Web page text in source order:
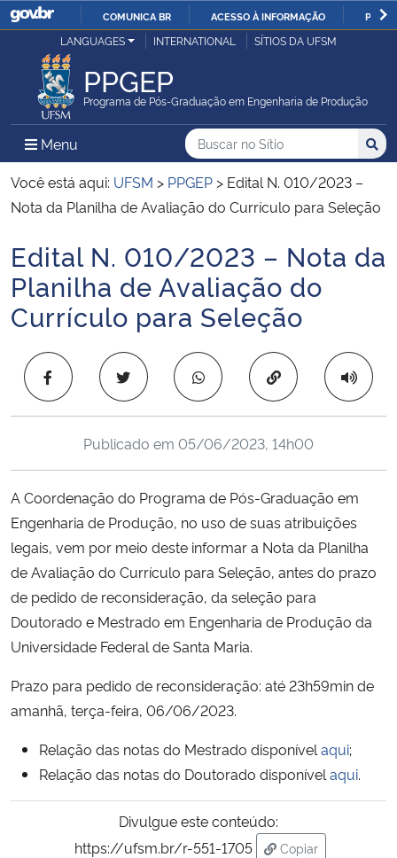
IR
COMUNICA BR ACESSO À INFORMAÇÃO
Ministério da Justiça e Segurança Pública
Ministério da Defesa
Ministério das Relações Exteriores
Ministério da Infraestrutura
Ministério da Agricultura, Pecuária e Abastecimento
Ministério da Educação
Ministério de Minas e Energia
Ministério da Ciência, Tecnologia, Inovações e Comunicações
Ministério do Meio Ambiente
Ministério do Turismo
Ministério do Desenvolvimento Regional
Ministério da Mulher, da Família e dos Direitos Humanos
LANGUAGES INTERNATIONAL SÍTIOS DA UFSM
PPGEP
Programa de Pós-Graduação em Engenharia de Produção
Menu Menu Principal do Sítio
Busca
Buscar no no Sítio
Busca:
Você está aqui: UFSM > PPGEP > Edital N. 010/2023 –
Nota da Planilha de Avaliação do Currículo para Seleção
Início do conteúdo
Edital N. 010/2023 – Nota da
Planilha de Avaliação do
Currículo para Seleção
Copiar para área
Publicado em 05/06/2023, 14h00
A Coordenação do Programa de Pós-Graduação em
Engenharia de Produção, no uso de suas atribuições
legais, vem por meio deste informar a Nota da Planilha
de Avaliação do Currículo para Seleção, antes do prazo
de pedido de reconsideração, da seleção para
Doutorado e Mestrado em Engenharia de Produção da
Universidade Federal de Santa Maria.
Prazo para pedido de reconsideração: até 23h59min de
amanhã, terça-feira, 06/06/2023.
Relação das notas do Mestrado disponível aqui;
Relação das notas do Doutorado disponível aqui.
Divulgue este conteúdo:
https://ufsm.br/r-551-1705
Copiar